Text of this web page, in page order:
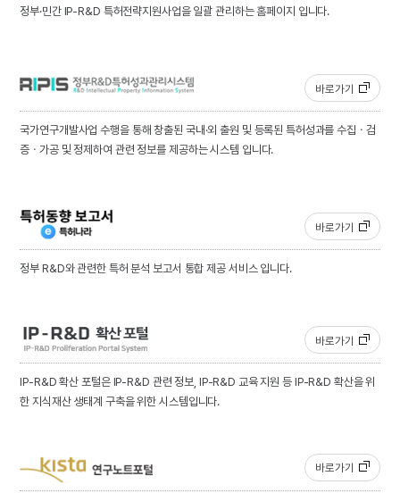
정부·민간 IP-R&D 특허전략지원사업을 일괄 관리하는 홈페이지 입니다.
바로가기
국가연구개발사업 수행을 통해 창출된 국내·외 출원 및 등록된 특허성과를 수집ㆍ검
증ㆍ가공 및 정제하여 관련 정보를 제공하는 시스템 입니다.
바로가기
정부 R&D와 관련한 특허 분석 보고서 통합 제공 서비스 입니다.
바로가기
IP-R&D 확산 포털은 IP-R&D 관련 정보, IP-R&D 교육 지원 등 IP-R&D 확산을 위
한 지식재산 생태계 구축을 위한 시스템입니다.
바로가기